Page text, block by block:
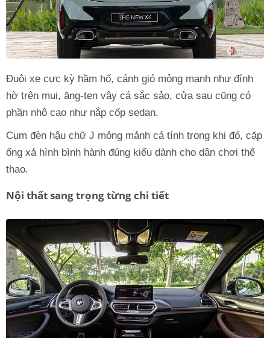
Đuôi xe cực kỳ hầm hố, cánh gió mỏng manh như đính
hờ trên mui, ăng-ten vây cá sắc sảo, cửa sau cũng có
phần nhô cao như nắp cốp sedan.
Cụm đèn hậu chữ J mỏng mảnh cá tính trong khi đó, cặp
ống xả hình bình hành đúng kiểu dành cho dân chơi thể
thao.
Nội thất sang trọng từng chi tiết